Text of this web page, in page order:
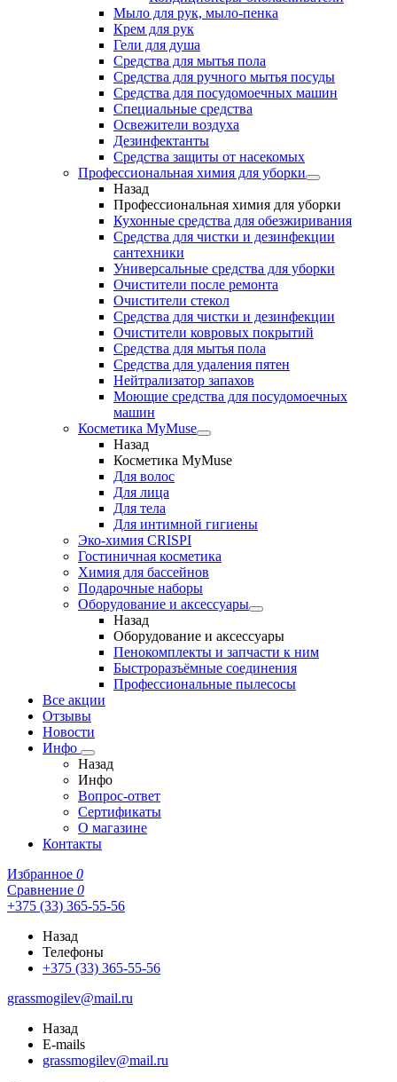
Мыло для рук, мыло-пенка
Крем для рук
Гели для душа
Средства для мытья пола
Средства для ручного мытья посуды
Средства для посудомоечных машин
Специальные средства
Освежители воздуха
Дезинфектанты
Средства защиты от насекомых
Профессиональная химия для уборки
Назад
Профессиональная химия для уборки
Кухонные средства для обезжиривания
Средства для чистки и дезинфекции
сантехники
Универсальные средства для уборки
Очистители после ремонта
Очистители стекол
Средства для чистки и дезинфекции
Очистители ковровых покрытий
Средства для мытья пола
Средства для удаления пятен
Нейтрализатор запахов
Моющие средства для посудомоечных
машин
Косметика MyMuse
Назад
Косметика MyMuse
Для волос
Для лица
Для тела
Для интимной гигиены
Эко-химия CRISPI
Гостиничная косметика
Химия для бассейнов
Подарочные наборы
Оборудование и аксессуары
Назад
Оборудование и аксессуары
Пенокомплекты и запчасти к ним
Быстроразъёмные соединения
Профессиональные пылесосы
Все акции
Отзывы
Новости
Инфо
Назад
Инфо
Вопрос-ответ
Сертификаты
О магазине
Контакты
Избранное 0
Сравнение 0
+375 (33) 365-55-56
Назад
Телефоны
+375 (33) 365-55-56
grassmogilev@mail.ru
Назад
E-mails
grassmogilev@mail.ru